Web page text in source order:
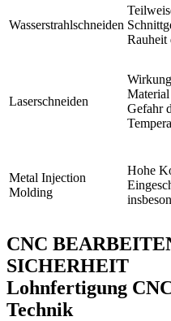
Wasserstrahlschneiden
Rauheit
Laserschneiden
Material
Gefahr
Metal Injection
Molding
Hohe
CNC
SICHERHEIT
Lohnfertigung
Technik